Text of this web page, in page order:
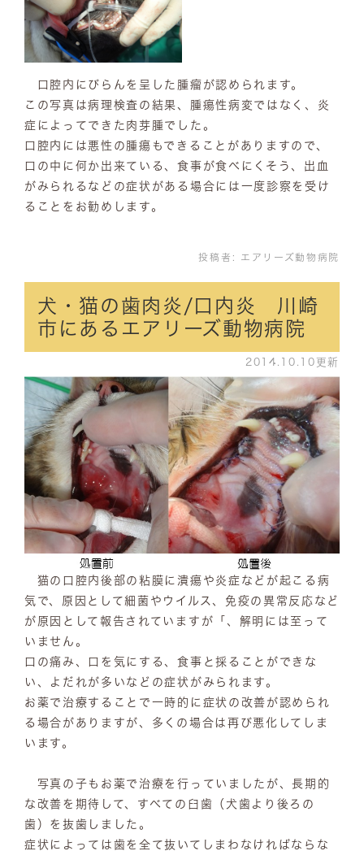
口腔内にびらんを呈した腫瘤が認められます。
この写真は病理検査の結果、腫瘍性病変ではなく、炎
症によってできた肉芽腫でした。
口腔内には悪性の腫瘍もできることがありますので、
口の中に何か出来ている、食事が食べにくそう、出血
がみられるなどの症状がある場合には一度診察を受け
ることをお勧めします。
投稿者: エアリーズ動物病院
犬・猫の歯肉炎/口内炎 川崎
市にあるエアリーズ動物病院
2014.10.10更新
猫の口腔内後部の粘膜に潰瘍や炎症などが起こる病
気で、原因として細菌やウイルス、免疫の異常反応など
が原因として報告されていますが「、解明には至って
いません。
口の痛み、口を気にする、食事と採ることができな
い、よだれが多いなどの症状がみられます。
お薬で治療することで一時的に症状の改善が認められ
る場合がありますが、多くの場合は再び悪化してしま
います。
写真の子もお薬で治療を行っていましたが、長期的
な改善を期待して、すべての臼歯（犬歯より後ろの
歯）を抜歯しました。
症状によっては歯を全て抜いてしまわなければならな